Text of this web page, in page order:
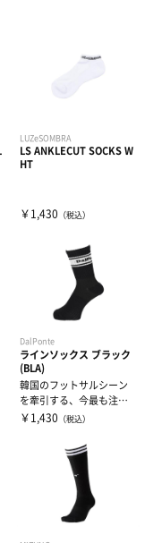
LUZeSOMBRA
LS ANKLECUT SOCKS W
HT
￥1,430 （税込）
DalPonte
ラインソックス ブラック
(BLA)
韓国のフットサルシーン
を牽引する、今最も注目
されているブランド「ZD
￥1,430 （税込）